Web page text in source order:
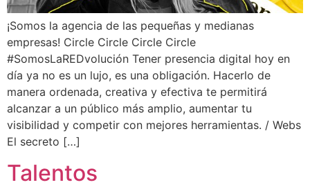
¡Somos la agencia de las pequeñas y medianas
empresas! Circle Circle Circle Circle
#SomosLaREDvolución Tener presencia digital hoy en
día ya no es un lujo, es una obligación. Hacerlo de
manera ordenada, creativa y efectiva te permitirá
alcanzar a un público más amplio, aumentar tu
visibilidad y competir con mejores herramientas. / Webs
El secreto […]
Talentos